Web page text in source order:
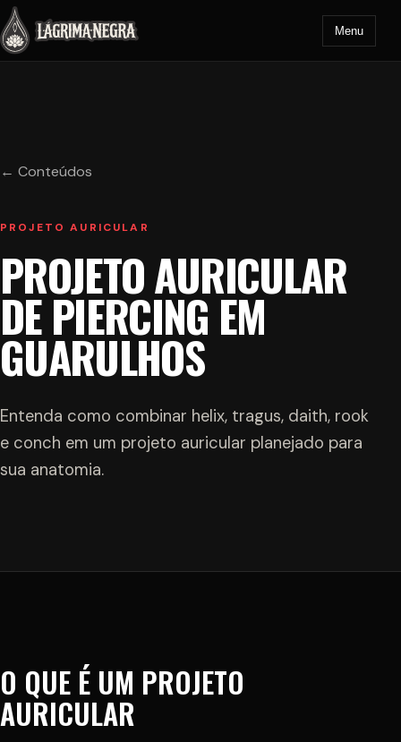
Menu
← Conteúdos
PROJETO AURICULAR
PROJETO AURICULAR
DE PIERCING EM
GUARULHOS
Entenda como combinar helix, tragus, daith, rook
e conch em um projeto auricular planejado para
sua anatomia.
O QUE É UM PROJETO
AURICULAR